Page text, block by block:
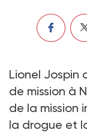
Lionel Jospin
de mission à
de la mission
la drogue et